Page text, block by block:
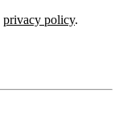
privacy policy.